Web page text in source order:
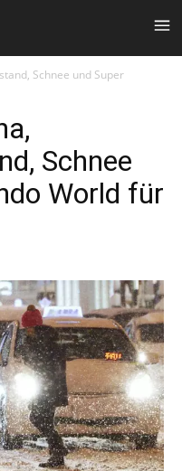
Schnee und Super
Schnee
World für